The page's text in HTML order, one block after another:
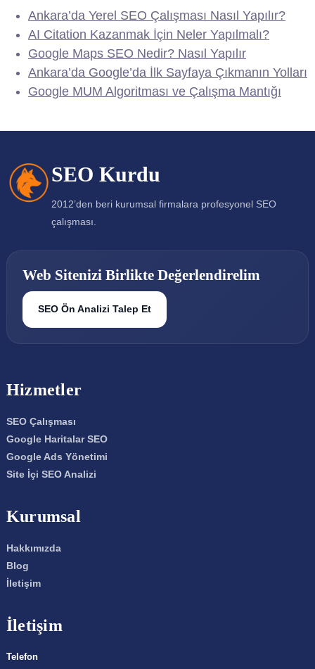
Ankara’da Yerel SEO Çalışması Nasıl Yapılır?
AI Citation Kazanmak İçin Neler Yapılmalı?
Google Maps SEO Nedir? Nasıl Yapılır
Ankara’da Google’da İlk Sayfaya Çıkmanın Yolları
Google MUM Algoritması ve Çalışma Mantığı
SEO Kurdu
2012’den beri kurumsal firmalara profesyonel SEO
çalışması.
Web Sitenizi Birlikte Değerlendirelim
SEO Ön Analizi Talep Et
Hizmetler
SEO Çalışması
Google Haritalar SEO
Google Ads Yönetimi
Site İçi SEO Analizi
Kurumsal
Hakkımızda
Blog
İletişim
İletişim
Telefon